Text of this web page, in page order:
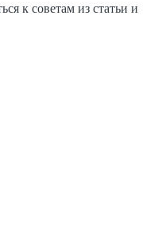
к советам из статьи и